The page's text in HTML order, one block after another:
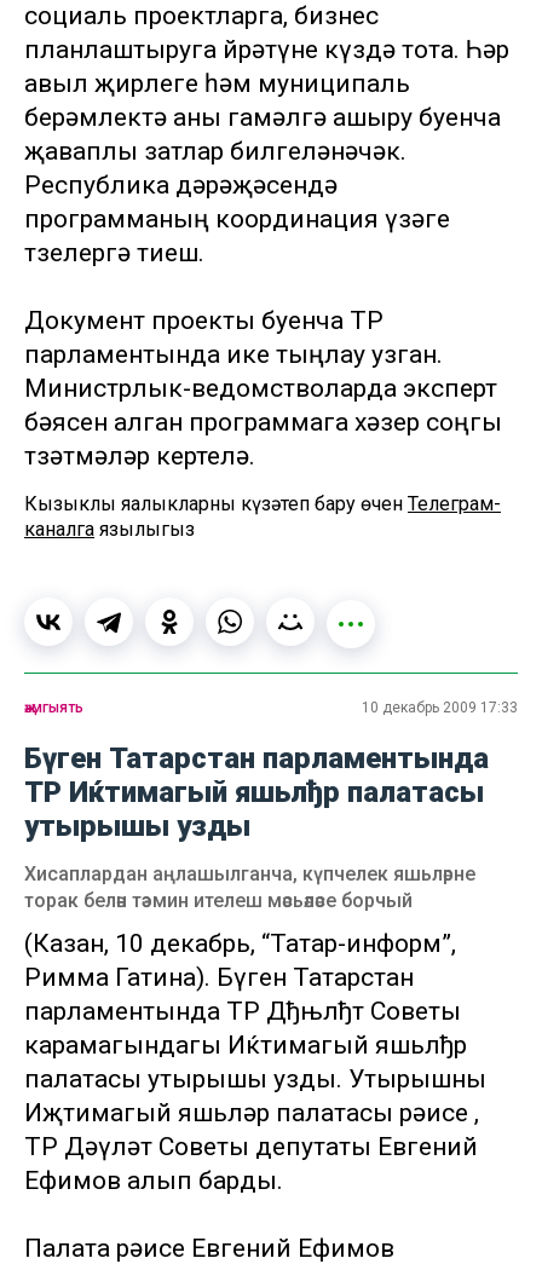
социаль проектларга, бизнес
планлаштыруга өйрәтүне күздә тота. Һәр
авыл җирлеге һәм муниципаль
берәмлектә аны гамәлгә ашыру буенча
җаваплы затлар билгеләнәчәк.
Республика дәрәҗәсендә
программаның координация үзәге
төзелергә тиеш.
Документ проекты буенча ТР
парламентында ике тыңлау узган.
Министрлык-ведомстволарда эксперт
бәясен алган программага хәзер соңгы
төзәтмәләр кертелә.
Кызыклы яңалыкларны күзәтеп бару өчен Телеграм-
каналга язылыгыз
җәмгыять 10 декабрь 2009 17:33
Бүген Татарстан парламентында
ТР Иќтимагый яшьлђр палатасы
утырышы узды
Хисаплардан аңлашылганча, күпчелек яшьләрне
торак белән тәэмин ителеш мәсьәләсе борчый
(Казан, 10 декабрь, “Татар-информ”,
Римма Гатина). Бүген Татарстан
парламентында ТР Дђњлђт Советы
карамагындагы Иќтимагый яшьлђр
палатасы утырышы узды. Утырышны
Иҗтимагый яшьләр палатасы рәисе ,
ТР Дәүләт Советы депутаты Евгений
Ефимов алып барды.
Палата рәисе Евгений Ефимов